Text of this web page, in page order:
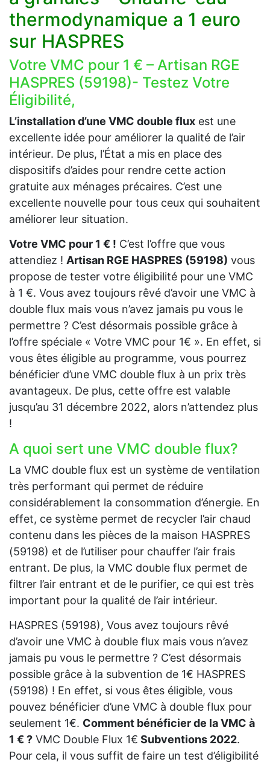
thermodynamique a 1 euro
sur HASPRES
Votre VMC pour 1 € – Artisan RGE
HASPRES (59198)- Testez Votre
Éligibilité,
L’installation d’une VMC double flux est une
excellente idée pour améliorer la qualité de l’air
intérieur. De plus, l’État a mis en place des
dispositifs d’aides pour rendre cette action
gratuite aux ménages précaires. C’est une
excellente nouvelle pour tous ceux qui souhaitent
améliorer leur situation.
Votre VMC pour 1 € ! C’est l’offre que vous
attendiez ! Artisan RGE HASPRES (59198) vous
propose de tester votre éligibilité pour une VMC
à 1 €. Vous avez toujours rêvé d’avoir une VMC à
double flux mais vous n’avez jamais pu vous le
permettre ? C’est désormais possible grâce à
l’offre spéciale « Votre VMC pour 1€ ». En effet, si
vous êtes éligible au programme, vous pourrez
bénéficier d’une VMC double flux à un prix très
avantageux. De plus, cette offre est valable
jusqu’au 31 décembre 2022, alors n’attendez plus
!
A quoi sert une VMC double flux?
La VMC double flux est un système de ventilation
très performant qui permet de réduire
considérablement la consommation d’énergie. En
effet, ce système permet de recycler l’air chaud
contenu dans les pièces de la maison HASPRES
(59198) et de l’utiliser pour chauffer l’air frais
entrant. De plus, la VMC double flux permet de
filtrer l’air entrant et de le purifier, ce qui est très
important pour la qualité de l’air intérieur.
HASPRES (59198), Vous avez toujours rêvé
d’avoir une VMC à double flux mais vous n’avez
jamais pu vous le permettre ? C’est désormais
possible grâce à la subvention de 1€ HASPRES
(59198) ! En effet, si vous êtes éligible, vous
pouvez bénéficier d’une VMC à double flux pour
seulement 1€. Comment bénéficier de la VMC à
1 € ? VMC Double Flux 1€ Subventions 2022.
Pour cela, il vous suffit de faire un test d’éligibilité